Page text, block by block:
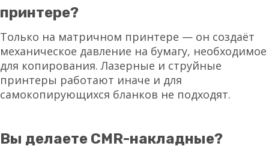
принтере?
Только на матричном принтере — он создаёт
механическое давление на бумагу, необходимое
для копирования. Лазерные и струйные
принтеры работают иначе и для
самокопирующихся бланков не подходят.
Вы делаете CMR-накладные?